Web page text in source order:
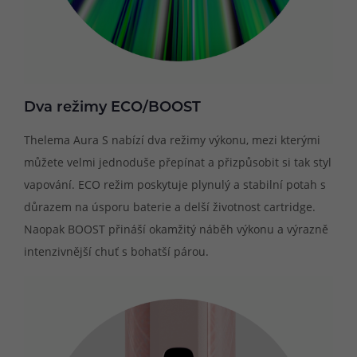
Dva režimy ECO/BOOST
Thelema Aura S nabízí dva režimy výkonu, mezi kterými
můžete velmi jednoduše přepínat a přizpůsobit si tak styl
vapování. ECO režim poskytuje plynulý a stabilní potah s
důrazem na úsporu baterie a delší životnost cartridge.
Naopak BOOST přináší okamžitý náběh výkonu a výrazně
intenzivnější chuť s bohatší párou.